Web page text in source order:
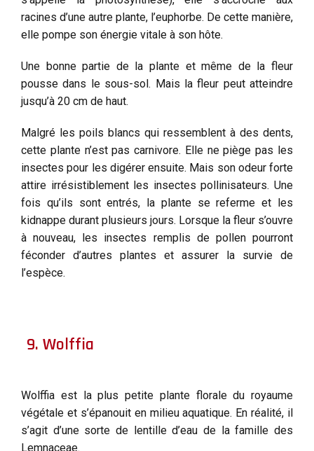
racines d’une autre plante, l’euphorbe. De cette manière,
elle pompe son énergie vitale à son hôte.
Une bonne partie de la plante et même de la fleur
pousse dans le sous-sol. Mais la fleur peut atteindre
jusqu’à 20 cm de haut.
Malgré les poils blancs qui ressemblent à des dents,
cette plante n’est pas carnivore. Elle ne piège pas les
insectes pour les digérer ensuite. Mais son odeur forte
attire irrésistiblement les insectes pollinisateurs. Une
fois qu’ils sont entrés, la plante se referme et les
kidnappe durant plusieurs jours. Lorsque la fleur s’ouvre
à nouveau, les insectes remplis de pollen pourront
féconder d’autres plantes et assurer la survie de
l’espèce.
9. Wolffia
Wolffia est la plus petite plante florale du royaume
végétale et s’épanouit en milieu aquatique. En réalité, il
s’agit d’une sorte de lentille d’eau de la famille des
Lemnaceae.